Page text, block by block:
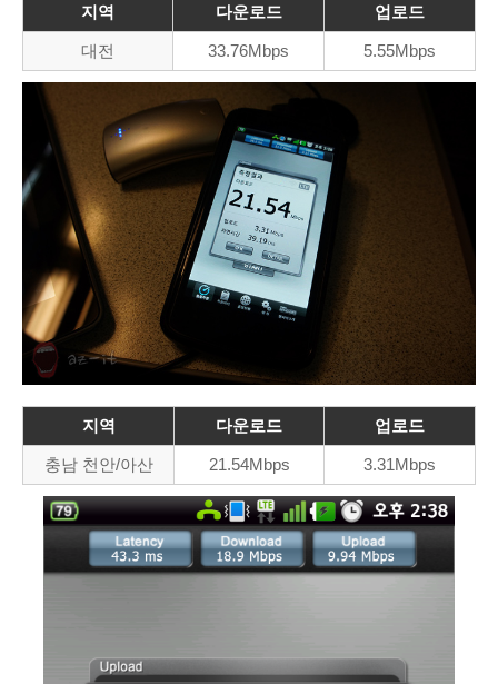
지역 다운로드 업로드
대전 33.76Mbps 5.55Mbps
지역 다운로드 업로드
충남 천안/아산 21.54Mbps 3.31Mbps